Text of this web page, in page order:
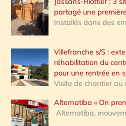
partagé une
Installés dans des
Villefranche s/S :
réhabilitation du
pour une rentrée en
Visite de chantier au
Alternatiba « On
Alternatiba,